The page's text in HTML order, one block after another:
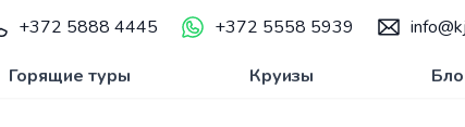
+372 5888 4445 +372 5558 5939
Горящие туры Круизы